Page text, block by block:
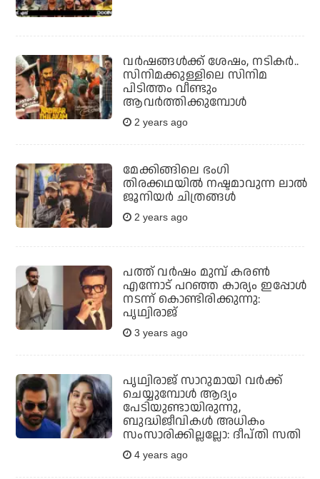
വർഷങ്ങൾക്ക് ശേഷം, നടികർ..
സിനിമക്കുള്ളിലെ സിനിമ
പിടിത്തം വീണ്ടും
ആവർത്തിക്കുമ്പോൾ
2 years ago
മേക്കിങ്ങിലെ ഭംഗി
തിരക്കഥയിൽ നഷ്ടമാവുന്ന ലാൽ
ജൂനിയർ ചിത്രങ്ങൾ
2 years ago
പത്ത് വര്‍ഷം മുമ്പ് കരണ്‍
എന്നോട് പറഞ്ഞ കാര്യം ഇപ്പോള്‍
നടന്ന് കൊണ്ടിരിക്കുന്നു:
പൃഥ്വിരാജ്
3 years ago
പൃഥ്വിരാജ് സാറുമായി വർക്ക്
ചെയ്യുമ്പോൾ ആദ്യം
പേടിയുണ്ടായിരുന്നു,
ബുദ്ധിജീവികൾ അധികം
സംസാരിക്കില്ലല്ലോ: ദീപ്തി സതി
4 years ago